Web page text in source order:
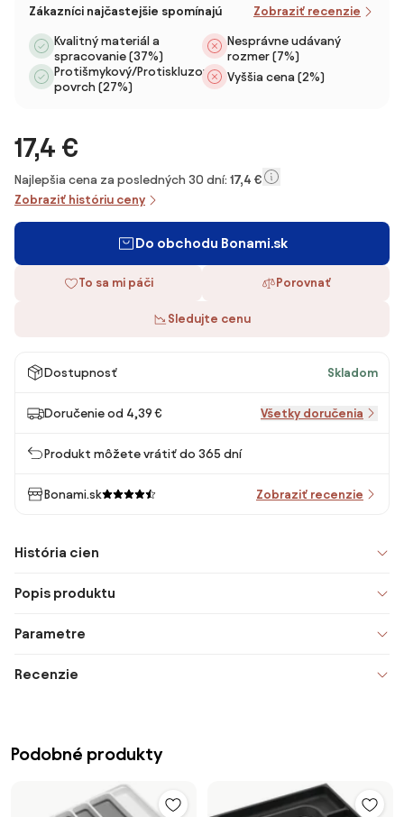
Zákazníci najčastejšie spomínajú Zobraziť recenzie
Kvalitný materiál a
spracovanie (37%)
Protišmykový/Protiskluzový
povrch (27%)
Nesprávne udávaný
rozmer (7%)
Vyššia cena (2%)
17,4 €
Najlepšia cena za posledných 30 dní: 17,4 €
Zobraziť históriu ceny
Do obchodu Bonami.sk
To sa mi páči Porovnať
Sledujte cenu
Dostupnosť Skladom
Doručenie od 4,39 € Všetky doručenia
Produkt môžete vrátiť do 365 dní
Bonami.sk Zobraziť recenzie
História cien
Popis produktu
Parametre
Recenzie
Podobné produkty